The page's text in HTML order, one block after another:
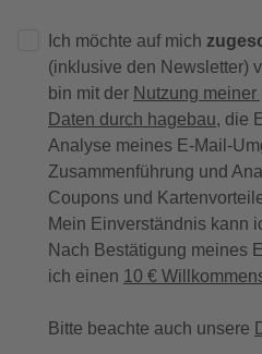
Ich möchte auf mich
(inklusive den Newsletter)
bin mit der Nutzung
Daten durch hagebau, die
Analyse meines E-Mail-
Zusammenführung und
Coupons und
Mein Einverständnis kann
Nach Bestätigung meines
ich einen 10 €
Bitte beachte auch unsere